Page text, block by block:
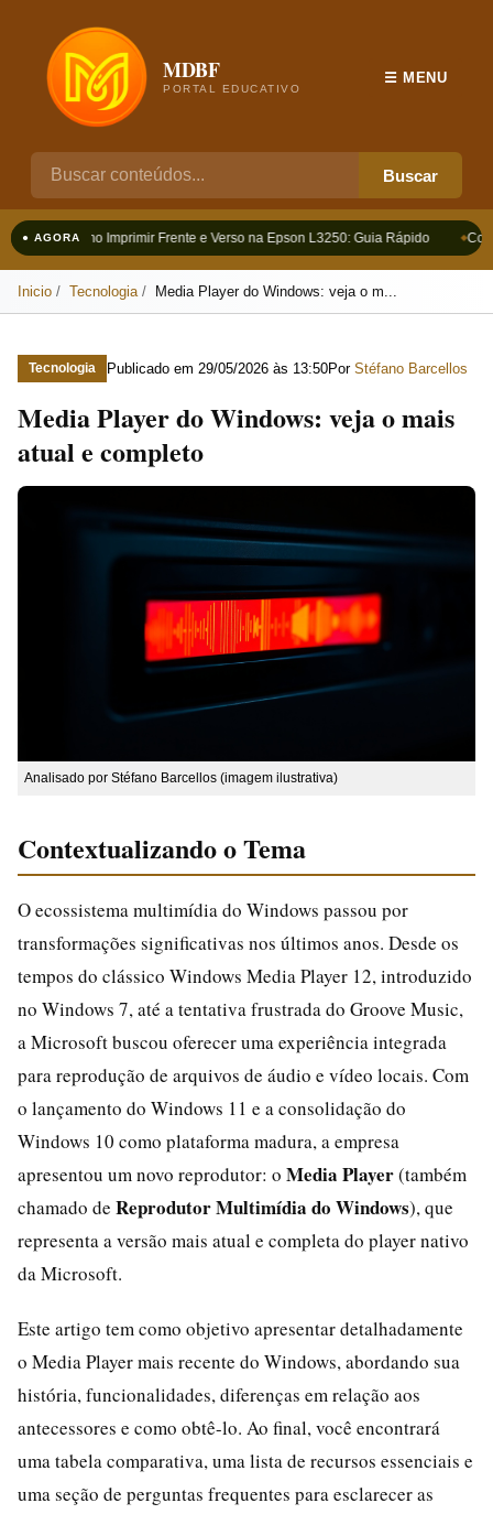
MDBF
PORTAL EDUCATIVO
Buscar
☰ MENU
● AGORAComo Imprimir Frente e Verso na Epson L3250: Guia Rápido
Inicio Tecnologia Media Player do Windows: veja o m...
Tecnologia Publicado em 29/05/2026 às 13:50Por Stéfano Barcellos
Media Player do Windows: veja o mais
atual e completo
Analisado por Stéfano Barcellos (imagem ilustrativa)
Contextualizando o Tema
O ecossistema multimídia do Windows passou por
transformações significativas nos últimos anos. Desde os
tempos do clássico Windows Media Player 12, introduzido
no Windows 7, até a tentativa frustrada do Groove Music,
a Microsoft buscou oferecer uma experiência integrada
para reprodução de arquivos de áudio e vídeo locais. Com
o lançamento do Windows 11 e a consolidação do
Windows 10 como plataforma madura, a empresa
apresentou um novo reprodutor: o Media Player(também
chamado de Reprodutor Multimídia do Windows), que
representa a versão mais atual e completa do player nativo
da Microsoft.
Este artigo tem como objetivo apresentar detalhadamente
o Media Player mais recente do Windows, abordando sua
história, funcionalidades, diferenças em relação aos
antecessores e como obtê-lo. Ao final, você encontrará
uma tabela comparativa, uma lista de recursos essenciais e
uma seção de perguntas frequentes para esclarecer as